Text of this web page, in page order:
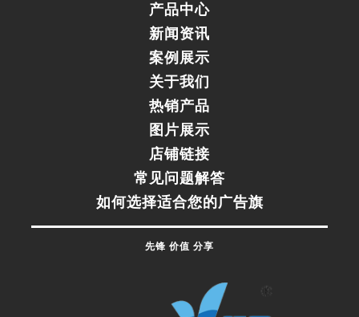
产品中心
新闻资讯
案例展示
关于我们
热销产品
图片展示
店铺链接
常见问题解答
如何选择适合您的广告旗
先锋 价值 分享